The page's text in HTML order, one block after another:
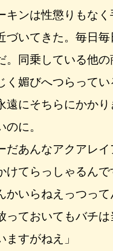
キンは性懲りもな
づいてきた。毎日
。同乗している他
く媚びへつらって
遠にそちらにかか
のに。
だあんなアクアレ
けてらっしゃるん
かいらねえっつっ
っておいてもバチ
ますがねえ」